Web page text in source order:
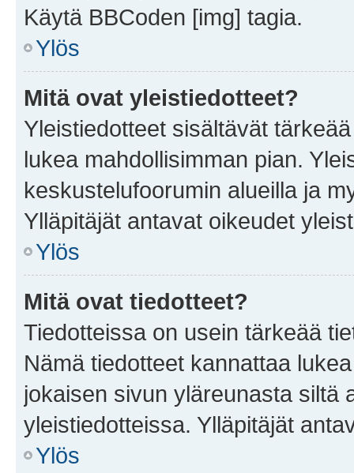
Käytä BBCoden [img] tagia.
Ylös
Mitä ovat yleistiedotteet?
Yleistiedotteet sisältävät
lukea mahdollisimman pian.
keskustelufoorumin alueilla ja
Ylläpitäjät antavat oikeudet
Ylös
Mitä ovat tiedotteet?
Tiedotteissa on usein tärkeää
Nämä tiedotteet kannattaa
jokaisen sivun yläreunasta siltä
yleistiedotteissa. Ylläpitäjät
Ylös